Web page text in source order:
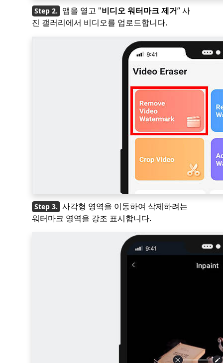
앱을 열고 "비디오 워터마크 제거” 사
진 갤러리에서 비디오를 업로드합니다.
사각형 영역을 이동하여 삭제하려는
워터마크 영역을 강조 표시합니다.